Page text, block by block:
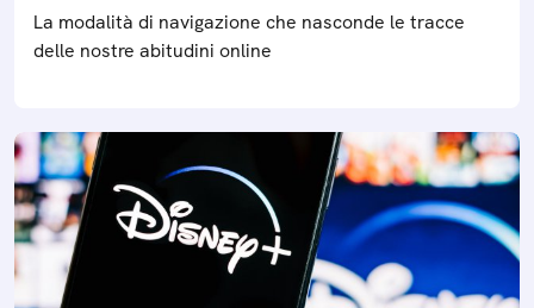
La modalità di navigazione che nasconde le tracce
delle nostre abitudini online